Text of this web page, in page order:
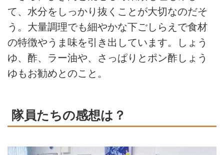
て、水分をしっかり抜くことが大切なのだそ
う。大量調理でも細やかな下ごしらえで食材
の特徴やうま味を引き出しています。しょう
ゆ、酢、ラー油や、さっぱりとポン酢しょう
ゆもお勧めとのこと。
隊員たちの感想は？